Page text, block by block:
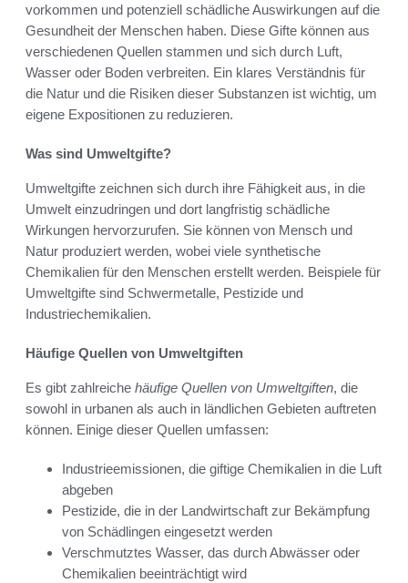
vorkommen und potenziell schädliche Auswirkungen auf die
Gesundheit der Menschen haben. Diese Gifte können aus
verschiedenen Quellen stammen und sich durch Luft,
Wasser oder Boden verbreiten. Ein klares Verständnis für
die Natur und die Risiken dieser Substanzen ist wichtig, um
eigene Expositionen zu reduzieren.
Was sind Umweltgifte?
Umweltgifte zeichnen sich durch ihre Fähigkeit aus, in die
Umwelt einzudringen und dort langfristig schädliche
Wirkungen hervorzurufen. Sie können von Mensch und
Natur produziert werden, wobei viele synthetische
Chemikalien für den Menschen erstellt werden. Beispiele für
Umweltgifte sind Schwermetalle, Pestizide und
Industriechemikalien.
Häufige Quellen von Umweltgiften
Es gibt zahlreiche häufige Quellen von Umweltgiften, die
sowohl in urbanen als auch in ländlichen Gebieten auftreten
können. Einige dieser Quellen umfassen:
Industrieemissionen, die giftige Chemikalien in die Luft
abgeben
Pestizide, die in der Landwirtschaft zur Bekämpfung
von Schädlingen eingesetzt werden
Verschmutztes Wasser, das durch Abwässer oder
Chemikalien beeinträchtigt wird